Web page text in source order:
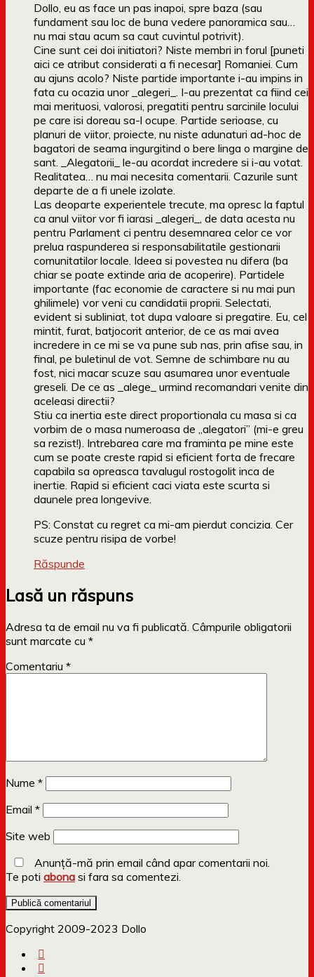
Dollo, eu as face un pas inapoi, spre baza (sau
fundament sau loc de buna vedere panoramica sau…
nu mai stau acum sa caut cuvintul potrivit).
Cine sunt cei doi initiatori? Niste membri in forul [puneti
aici ce atribut considerati a fi necesar] Romaniei. Cum
au ajuns acolo? Niste partide importante i-au impins in
fata cu ocazia unor _alegeri_. I-au prezentat ca fiind cei
mai merituosi, valorosi, pregatiti pentru sarcinile locului
pe care isi doreau sa-l ocupe. Partide serioase, cu
planuri de viitor, proiecte, nu niste adunaturi ad-hoc de
bagatori de seama ingurgitind o bere linga o margine de
sant. _Alegatorii_ le-au acordat incredere si i-au votat.
Realitatea… nu mai necesita comentarii. Cazurile sunt
departe de a fi unele izolate.
Las deoparte experientele trecute, ma opresc la faptul
ca anul viitor vor fi iarasi _alegeri_, de data acesta nu
pentru Parlament ci pentru desemnarea celor ce vor
prelua raspunderea si responsabilitatile gestionarii
comunitatilor locale. Ideea si povestea nu difera (ba
chiar se poate extinde aria de acoperire). Partidele
importante (fac economie de caractere si nu mai pun
ghilimele) vor veni cu candidatii proprii. Selectati,
evident si subliniat, tot dupa valoare si pregatire. Eu, cel
mintit, furat, batjocorit anterior, de ce as mai avea
incredere in ce mi se va pune sub nas, prin afise sau, in
final, pe buletinul de vot. Semne de schimbare nu au
fost, nici macar scuze sau asumarea unor eventuale
greseli. De ce as _alege_ urmind recomandari venite din
aceleasi directii?
Stiu ca inertia este direct proportionala cu masa si ca
vorbim de o masa numeroasa de „alegatori” (mi-e greu
sa rezist!). Intrebarea care ma framinta pe mine este
cum se poate creste rapid si eficient forta de frecare
capabila sa opreasca tavalugul rostogolit inca de
inertie. Rapid si eficient caci viata este scurta si
daunele prea longevive.
PS: Constat cu regret ca mi-am pierdut concizia. Cer
scuze pentru risipa de vorbe!
Răspunde
Lasă un răspuns
Adresa ta de email nu va fi publicată. Câmpurile obligatorii
sunt marcate cu *
Comentariu *
Nume *
Email *
Site web
Anunță-mă prin email când apar comentarii noi.
Te poti abona si fara sa comentezi.
Copyright 2009-2023 Dollo